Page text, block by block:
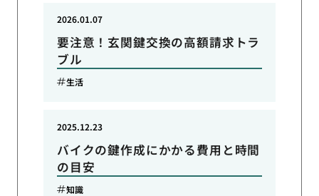
要注意！玄関鍵交換の高額請求トラ
ブル
2026.01.07
生活
バイクの鍵作成にかかる費用と時間
の目安
2025.12.23
知識